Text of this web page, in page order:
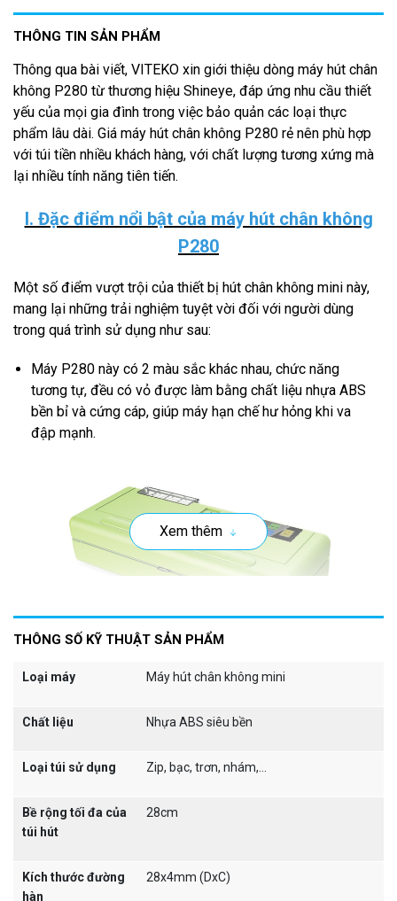
THÔNG TIN SẢN PHẨM
Thông qua bài viết, VITEKO xin giới thiệu dòng máy hút chân
không P280 từ thương hiệu Shineye, đáp ứng nhu cầu thiết
yếu của mọi gia đình trong việc bảo quản các loại thực
phẩm lâu dài. Giá máy hút chân không P280 rẻ nên phù hợp
với túi tiền nhiều khách hàng, với chất lượng tương xứng mà
lại nhiều tính năng tiên tiến.
I. Đặc điểm nổi bật của máy hút chân không
P280
Một số điểm vượt trội của thiết bị hút chân không mini này,
mang lại những trải nghiệm tuyệt vời đối với người dùng
trong quá trình sử dụng như sau:
Máy P280 này có 2 màu sắc khác nhau, chức năng
tương tự, đều có vỏ được làm bằng chất liệu nhựa ABS
bền bỉ và cứng cáp, giúp máy hạn chế hư hỏng khi va
đập mạnh.
không các loại túi đựng thực phẩm đang được bán phổ
Xem thêm
THÔNG SỐ KỸ THUẬT SẢN PHẨM
Loại máy Máy hút chân không mini
Chất liệu Nhựa ABS siêu bền
Loại túi sử dụng Zip, bạc, trơn, nhám,...
Bề rộng tối đa của
túi hút
28cm
Kích thước đường
hàn
28x4mm (DxC)